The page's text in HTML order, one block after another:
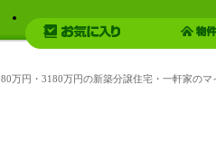
万円・3180万円の新築分譲住宅・一軒家のマ